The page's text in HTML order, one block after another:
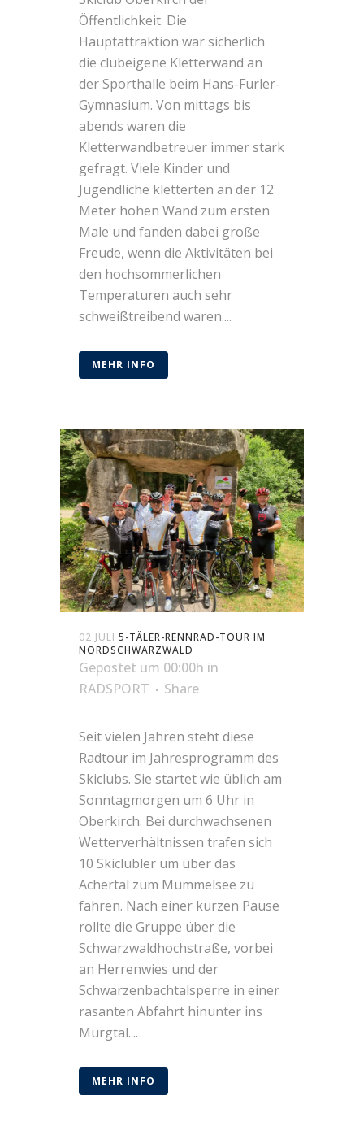
Öffentlichkeit. Die
Hauptattraktion war sicherlich
die clubeigene Kletterwand an
der Sporthalle beim Hans-Furler-
Gymnasium. Von mittags bis
abends waren die
Kletterwandbetreuer immer stark
gefragt. Viele Kinder und
Jugendliche kletterten an der 12
Meter hohen Wand zum ersten
Male und fanden dabei große
Freude, wenn die Aktivitäten bei
den hochsommerlichen
Temperaturen auch sehr
schweißtreibend waren....
MEHR INFO
02 JULI 5-TÄLER-RENNRAD-TOUR IM
NORDSCHWARZWALD
Gepostet um 00:00h in
RADSPORT
Share
Seit vielen Jahren steht diese
Radtour im Jahresprogramm des
Skiclubs. Sie startet wie üblich am
Sonntagmorgen um 6 Uhr in
Oberkirch. Bei durchwachsenen
Wetterverhältnissen trafen sich
10 Skiclubler um über das
Achertal zum Mummelsee zu
fahren. Nach einer kurzen Pause
rollte die Gruppe über die
Schwarzwaldhochstraße, vorbei
an Herrenwies und der
Schwarzenbachtalsperre in einer
rasanten Abfahrt hinunter ins
Murgtal....
MEHR INFO